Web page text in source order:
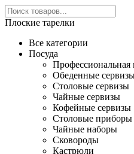
Плоские тарелки
Все категории
Посуда
Профессиональная
Обеденные
Столовые сервизы
Чайные сервизы
Кофейные сервизы
Столовые приборы
Чайные наборы
Сковороды
Кастрюли